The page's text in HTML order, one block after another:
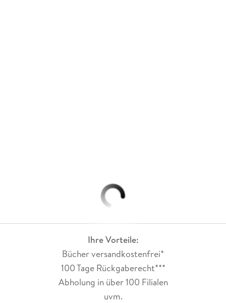
Ihre Vorteile:
Bücher versandkostenfrei*
100 Tage Rückgaberecht***
Abholung in über 100 Filialen
uvm.